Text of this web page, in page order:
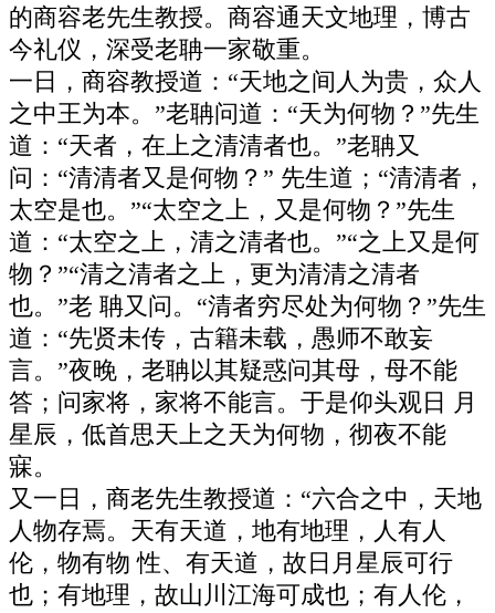
的商容老先生教授。商容通天文地理，博古
今礼仪，深受老聃一家敬重。
一日，商容教授道：“天地之间人为贵，众人
之中王为本。”老聃问道：“天为何物？”先生
道：“天者，在上之清清者也。”老聃又
问：“清清者又是何物？” 先生道；“清清者，
太空是也。”“太空之上，又是何物？”先生
道：“太空之上，清之清者也。”“之上又是何
物？”“清之清者之上，更为清清之清者
也。”老 聃又问。“清者穷尽处为何物？”先生
道：“先贤未传，古籍未载，愚师不敢妄
言。”夜晚，老聃以其疑惑问其母，母不能
答；问家将，家将不能言。于是仰头观日 月
星辰，低首思天上之天为何物，彻夜不能
寐。
又一日，商老先生教授道：“六合之中，天地
人物存焉。天有天道，地有地理，人有人
伦，物有物 性、有天道，故日月星辰可行
也；有地理，故山川江海可成也；有人伦，